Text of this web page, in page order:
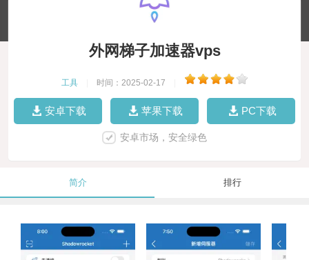
外网梯子加速器vps
工具 时间：2025-02-17
安卓下载 苹果下载 PC下载
安卓市场，安全绿色
简介 排行